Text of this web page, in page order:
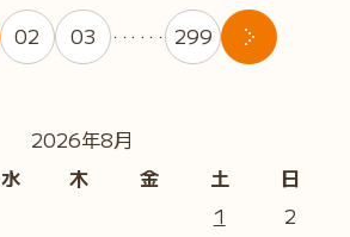
02 03 ・・・・・・ 299
2026年8月
水 木 金 土 日
1
2